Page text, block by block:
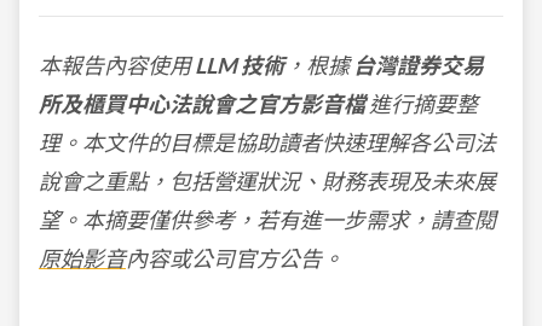
本報告內容使用LLM 技術，根據台灣證券交易
所及櫃買中心法說會之官方影音檔進行摘要整
理。本文件的目標是協助讀者快速理解各公司法
說會之重點，包括營運狀況、財務表現及未來展
望。本摘要僅供參考，若有進一步需求，請查閱
原始影音內容或公司官方公告。